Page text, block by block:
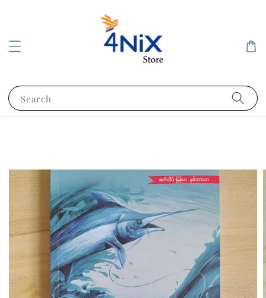
Search